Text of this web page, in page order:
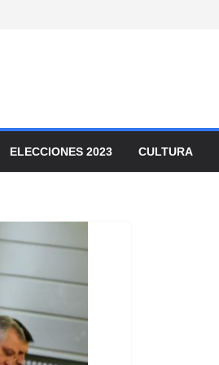
ELECCIONES 2023 CULTURA